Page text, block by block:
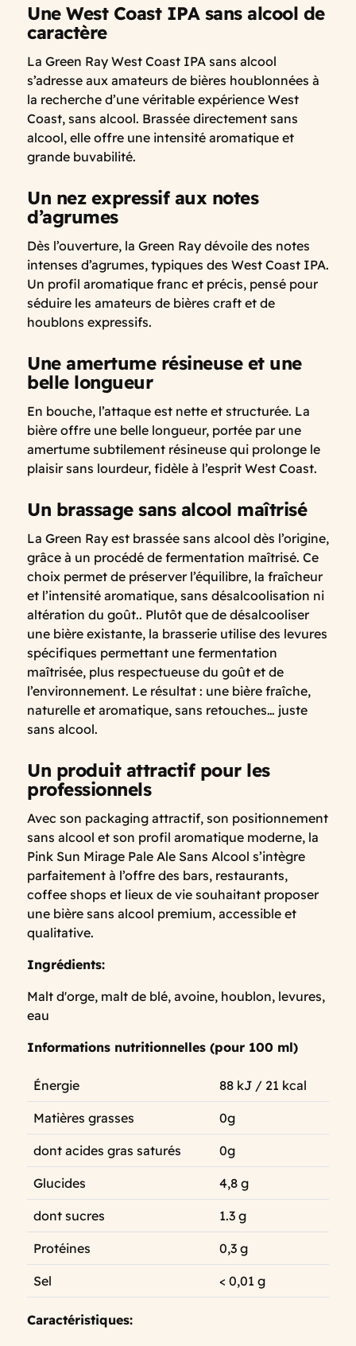
Une West Coast IPA sans alcool de
caractère
La Green Ray West Coast IPA sans alcool
s’adresse aux amateurs de bières houblonnées à
la recherche d’une véritable expérience West
Coast, sans alcool. Brassée directement sans
alcool, elle offre une intensité aromatique et
grande buvabilité.
Un nez expressif aux notes
d’agrumes
Dès l’ouverture, la Green Ray dévoile des notes
intenses d’agrumes, typiques des West Coast IPA.
Un profil aromatique franc et précis, pensé pour
séduire les amateurs de bières craft et de
houblons expressifs.
Une amertume résineuse et une
belle longueur
En bouche, l’attaque est nette et structurée. La
bière offre une belle longueur, portée par une
amertume subtilement résineuse qui prolonge le
plaisir sans lourdeur, fidèle à l’esprit West Coast.
Un brassage sans alcool maîtrisé
La Green Ray est brassée sans alcool dès l’origine,
grâce à un procédé de fermentation maîtrisé. Ce
choix permet de préserver l’équilibre, la fraîcheur
et l’intensité aromatique, sans désalcoolisation ni
altération du goût.. Plutôt que de désalcooliser
une bière existante, la brasserie utilise des levures
spécifiques permettant une fermentation
maîtrisée, plus respectueuse du goût et de
l’environnement. Le résultat : une bière fraîche,
naturelle et aromatique, sans retouches… juste
sans alcool.
Un produit attractif pour les
professionnels
Avec son packaging attractif, son positionnement
sans alcool et son profil aromatique moderne, la
Pink Sun Mirage Pale Ale Sans Alcool s’intègre
parfaitement à l’offre des bars, restaurants,
coffee shops et lieux de vie souhaitant proposer
une bière sans alcool premium, accessible et
qualitative.
Ingrédients:
Malt d'orge, malt de blé, avoine, houblon, levures,
eau
Informations nutritionnelles (pour 100 ml)
Énergie 88 kJ / 21 kcal
Matières grasses 0g
dont acides gras saturés 0g
Glucides 4,8 g
dont sucres 1.3 g
Protéines 0,3 g
Sel < 0,01 g
Caractéristiques: